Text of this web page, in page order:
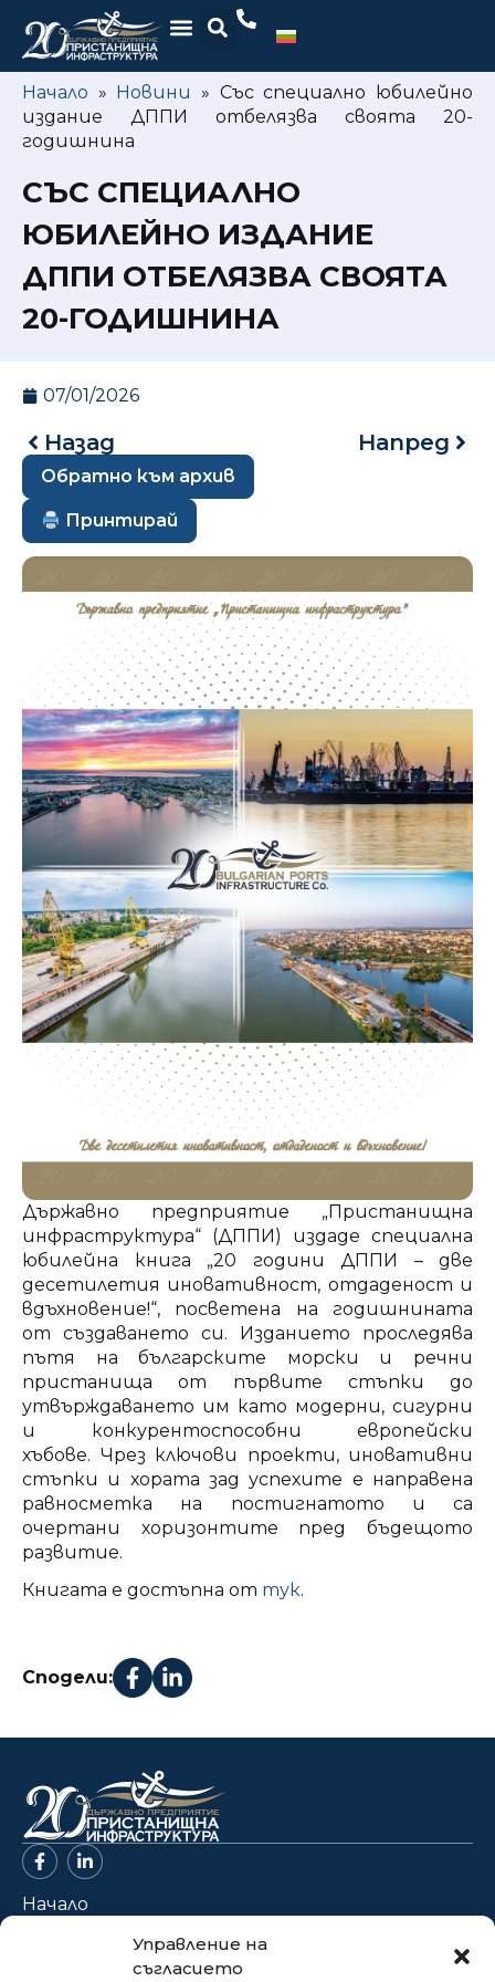
Управление на
съгласието
Начало » Новини » Със специално юбилейно
издание ДППИ отбелязва своята 20-
годишнина
СЪС СПЕЦИАЛНО
ЮБИЛЕЙНО ИЗДАНИЕ
ДППИ ОТБЕЛЯЗВА СВОЯТА
20-ГОДИШНИНА
07/01/2026
Назад Напред
Обратно към архив
Принтирай
Държавно предприятие „Пристанищна
инфраструктура“ (ДППИ) издаде специална
юбилейна книга „20 години ДППИ – две
десетилетия иновативност, отдаденост и
вдъхновение!“, посветена на годишнината
от създаването си. Изданието проследява
пътя на българските морски и речни
пристанища от първите стъпки до
утвърждаването им като модерни, сигурни
и конкурентоспособни европейски
хъбове. Чрез ключови проекти, иновативни
стъпки и хората зад успехите е направена
равносметка на постигнатото и са
очертани хоризонтите пред бъдещото
развитие.
Книгата е достъпна от тук.
Сподели:
Начало